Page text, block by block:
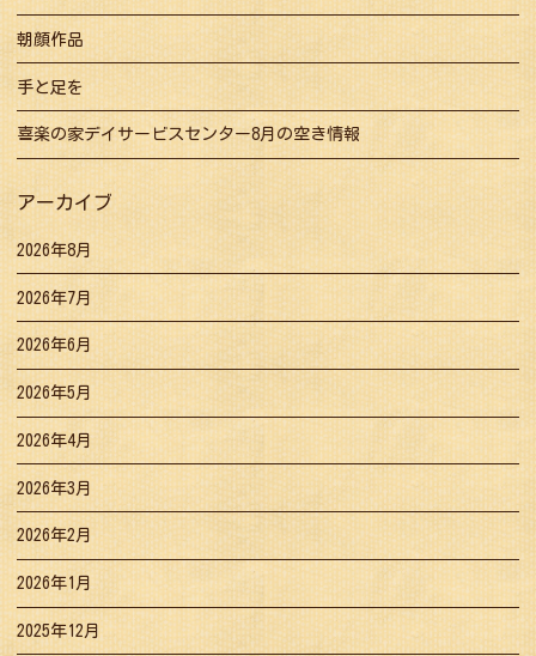
朝顔作品
手と足を
喜楽の家デイサービスセンター8月の空き情報
アーカイブ
2026年8月
2026年7月
2026年6月
2026年5月
2026年4月
2026年3月
2026年2月
2026年1月
2025年12月